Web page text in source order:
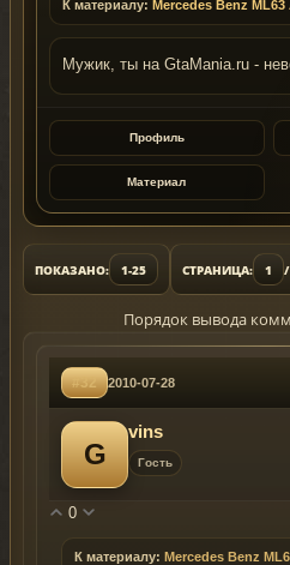
К материалу: Mercedes Benz ML63
Мужик, ты на GtaMania.ru -
Профиль
Материал
ПОКАЗАНО: 1-25 СТРАНИЦА: 1 /
Порядок вывода
#32 2010-07-28
G
vins
Гость
0
К материалу: Mercedes Benz